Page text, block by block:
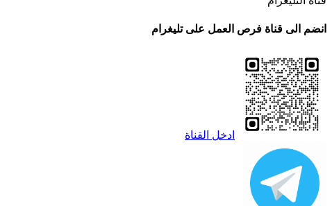
انضم الى قناة فرص العمل على تليغرام
ادخل القناة